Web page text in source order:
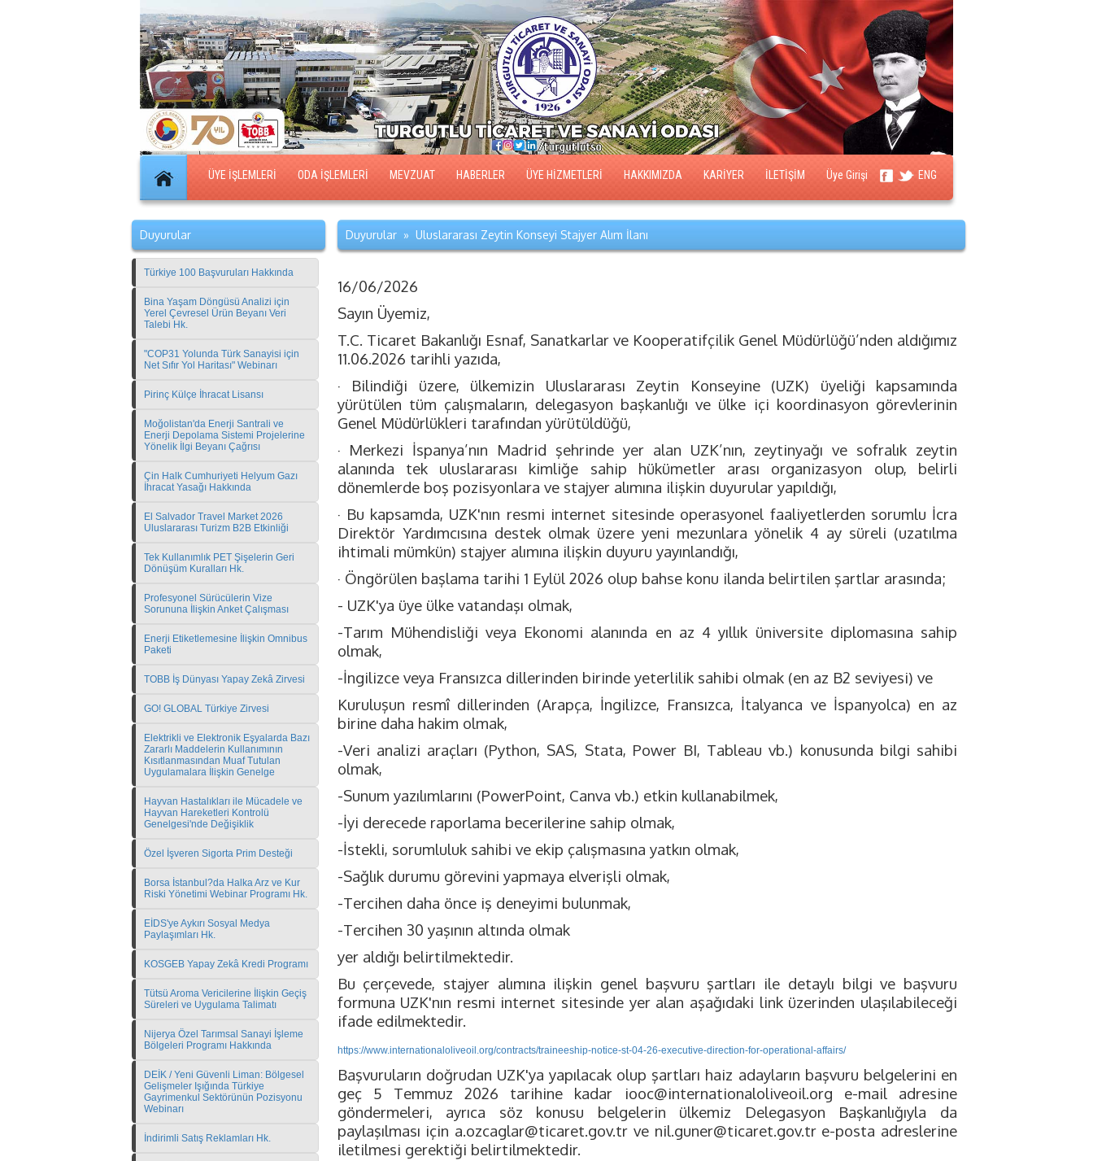
ÜYE İŞLEMLERİ ODA İŞLEMLERİ MEVZUAT HABERLER ÜYE HİZMETLERİ HAKKIMIZDA KARİYER İLETİŞİM Üye Girişi ENG
Duyurular
Türkiye 100 Başvuruları Hakkında
Bina Yaşam Döngüsü Analizi için
Yerel Çevresel Ürün Beyanı Veri
Talebi Hk.
"COP31 Yolunda Türk Sanayisi için
Net Sıfır Yol Haritası" Webinarı
Pirinç Külçe İhracat Lisansı
Moğolistan'da Enerji Santrali ve
Enerji Depolama Sistemi Projelerine
Yönelik İlgi Beyanı Çağrısı
Çin Halk Cumhuriyeti Helyum Gazı
İhracat Yasağı Hakkında
El Salvador Travel Market 2026
Uluslararası Turizm B2B Etkinliği
Tek Kullanımlık PET Şişelerin Geri
Dönüşüm Kuralları Hk.
Profesyonel Sürücülerin Vize
Sorununa İlişkin Anket Çalışması
Enerji Etiketlemesine İlişkin Omnibus
Paketi
TOBB İş Dünyası Yapay Zekâ Zirvesi
GO! GLOBAL Türkiye Zirvesi
Elektrikli ve Elektronik Eşyalarda Bazı
Zararlı Maddelerin Kullanımının
Kısıtlanmasından Muaf Tutulan
Uygulamalara İlişkin Genelge
Hayvan Hastalıkları ile Mücadele ve
Hayvan Hareketleri Kontrolü
Genelgesi'nde Değişiklik
Özel İşveren Sigorta Prim Desteği
Borsa İstanbul?da Halka Arz ve Kur
Riski Yönetimi Webinar Programı Hk.
EİDS'ye Aykırı Sosyal Medya
Paylaşımları Hk.
KOSGEB Yapay Zekâ Kredi Programı
Tütsü Aroma Vericilerine İlişkin Geçiş
Süreleri ve Uygulama Talimatı
Nijerya Özel Tarımsal Sanayi İşleme
Bölgeleri Programı Hakkında
DEİK / Yeni Güvenli Liman: Bölgesel
Gelişmeler Işığında Türkiye
Gayrimenkul Sektörünün Pozisyonu
Webinarı
İndirimli Satış Reklamları Hk.
Duyurular » Uluslararası Zeytin Konseyi Stajyer Alım İlanı
16/06/2026
Sayın Üyemiz,
T.C. Ticaret Bakanlığı Esnaf, Sanatkarlar ve Kooperatifçilik Genel Müdürlüğü’nden aldığımız
11.06.2026 tarihli yazıda,
· Bilindiği üzere, ülkemizin Uluslararası Zeytin Konseyine (UZK) üyeliği kapsamında
yürütülen tüm çalışmaların, delegasyon başkanlığı ve ülke içi koordinasyon görevlerinin
Genel Müdürlükleri tarafından yürütüldüğü,
· Merkezi İspanya’nın Madrid şehrinde yer alan UZK’nın, zeytinyağı ve sofralık zeytin
alanında tek uluslararası kimliğe sahip hükümetler arası organizasyon olup, belirli
dönemlerde boş pozisyonlara ve stajyer alımına ilişkin duyurular yapıldığı,
· Bu kapsamda, UZK'nın resmi internet sitesinde operasyonel faaliyetlerden sorumlu İcra
Direktör Yardımcısına destek olmak üzere yeni mezunlara yönelik 4 ay süreli (uzatılma
ihtimali mümkün) stajyer alımına ilişkin duyuru yayınlandığı,
· Öngörülen başlama tarihi 1 Eylül 2026 olup bahse konu ilanda belirtilen şartlar arasında;
- UZK'ya üye ülke vatandaşı olmak,
-Tarım Mühendisliği veya Ekonomi alanında en az 4 yıllık üniversite diplomasına sahip
olmak,
-İngilizce veya Fransızca dillerinden birinde yeterlilik sahibi olmak (en az B2 seviyesi) ve
Kuruluşun resmî dillerinden (Arapça, İngilizce, Fransızca, İtalyanca ve İspanyolca) en az
birine daha hakim olmak,
-Veri analizi araçları (Python, SAS, Stata, Power BI, Tableau vb.) konusunda bilgi sahibi
olmak,
-Sunum yazılımlarını (PowerPoint, Canva vb.) etkin kullanabilmek,
-İyi derecede raporlama becerilerine sahip olmak,
-İstekli, sorumluluk sahibi ve ekip çalışmasına yatkın olmak,
-Sağlık durumu görevini yapmaya elverişli olmak,
-Tercihen daha önce iş deneyimi bulunmak,
-Tercihen 30 yaşının altında olmak
yer aldığı belirtilmektedir.
Bu çerçevede, stajyer alımına ilişkin genel başvuru şartları ile detaylı bilgi ve başvuru
formuna UZK'nın resmi internet sitesinde yer alan aşağıdaki link üzerinden ulaşılabileceği
ifade edilmektedir.
https://www.internationaloliveoil.org/contracts/traineeship-notice-st-04-26-executive-direction-for-operational-affairs/
Başvuruların doğrudan UZK'ya yapılacak olup şartları haiz adayların başvuru belgelerini en
geç 5 Temmuz 2026 tarihine kadar
iooc@internationaloliveoil.org e-mail adresine
göndermeleri, ayrıca söz konusu belgelerin ülkemiz Delegasyon Başkanlığıyla da
paylaşılması için a.ozcaglar@ticaret.gov.tr ve nil.guner@ticaret.gov.tre-posta adreslerine
iletilmesi gerektiği belirtilmektedir.